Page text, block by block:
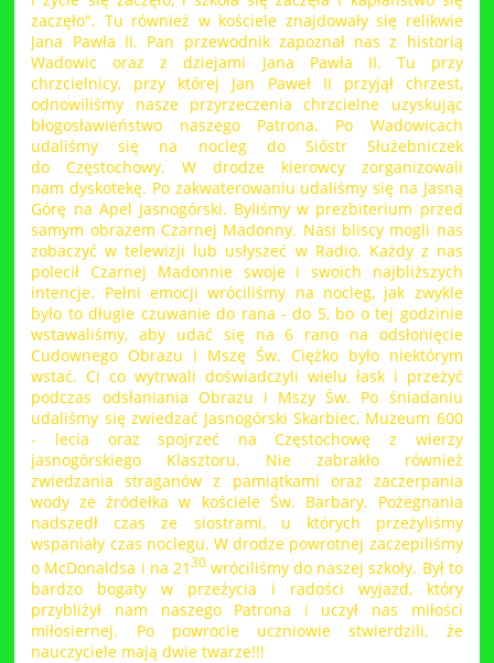
zaczęło". Tu również w kościele znajdowały się relikwie
Jana Pawła II. Pan przewodnik zapoznał nas z historią
Wadowic oraz z dziejami Jana Pawła II. Tu przy
chrzcielnicy, przy której Jan Paweł II przyjął chrzest,
odnowiliśmy nasze przyrzeczenia chrzcielne uzyskując
błogosławieństwo naszego Patrona. Po Wadowicach
udaliśmy się na nocleg do Sióstr Służebniczek
do Częstochowy. W drodze kierowcy zorganizowali
nam dyskotekę. Po zakwaterowaniu udaliśmy się na Jasną
Górę na Apel Jasnogórski. Byliśmy w prezbiterium przed
samym obrazem Czarnej Madonny. Nasi bliscy mogli nas
zobaczyć w telewizji lub usłyszeć w Radio. Każdy z nas
polecił Czarnej Madonnie swoje i swoich najbliższych
intencje. Pełni emocji wróciliśmy na nocleg, jak zwykle
było to długie czuwanie do rana - do 5, bo o tej godzinie
wstawaliśmy, aby udać się na 6 rano na odsłonięcie
Cudownego Obrazu i Mszę Św. Ciężko było niektórym
wstać. Ci co wytrwali doświadczyli wielu łask i przeżyć
podczas odsłaniania Obrazu i Mszy Św. Po śniadaniu
udaliśmy się zwiedzać Jasnogórski Skarbiec, Muzeum 600
- lecia oraz spojrzeć na Częstochowę z wierzy
jasnogórskiego Klasztoru. Nie zabrakło również
zwiedzania straganów z pamiątkami oraz zaczerpania
wody ze źródełka w kościele Św. Barbary. Pożegnania
nadszedł czas ze siostrami, u których przeżyliśmy
wspaniały czas noclegu. W drodze powrotnej zaczepiliśmy
o McDonaldsa i na 21 30wróciliśmy do naszej szkoły. Był to
bardzo bogaty w przeżycia i radości wyjazd, który
przybliżył nam naszego Patrona i uczył nas miłości
miłosiernej. Po powrocie uczniowie stwierdzili, że
nauczyciele mają dwie twarze!!!